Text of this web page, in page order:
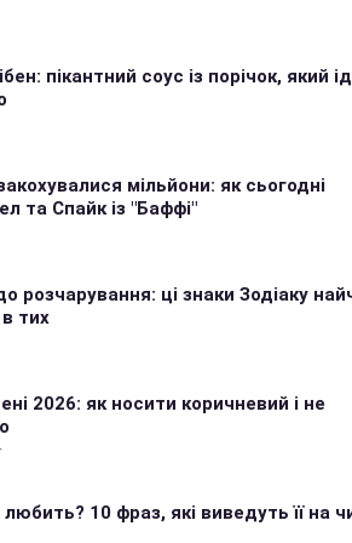
пікантний соус із порічок, який
мільйони: як сьогодні
та Спайк із "Баффі"
розчарування: ці знаки Зодіаку
тих
2026: як носити коричневий і не
10 фраз, які виведуть її на